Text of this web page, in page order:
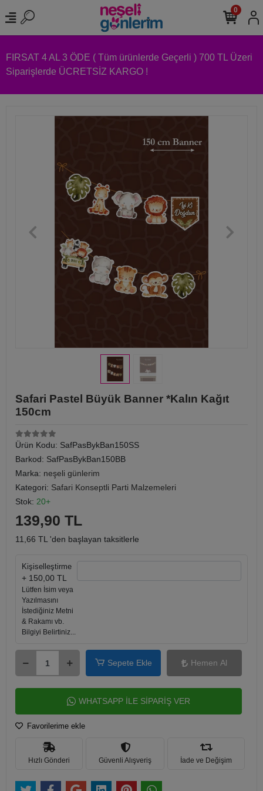
FIRSAT 4 AL 3 ÖDE ( Tüm ürünlerde Geçerli ) 700 TL Üzeri
Siparişlerde ÜCRETSİZ KARGO !
0
Safari Pastel Büyük Banner *Kalın Kağıt
150cm
Ürün Kodu: SafPasBykBan150SS
Barkod: SafPasBykBan150BB
Marka: neşeli günlerim
Kategori: Safari Konseptli Parti Malzemeleri
Stok: 20+
139,90 TL
11,66 TL 'den başlayan taksitlerle
Kişiselleştirme
+ 150,00 TL
Lütfen İsim veya
Yazılmasını
İstediğiniz Metni
& Rakamı vb.
Bilgiyi Belirtiniz...
Sepete Ekle Hemen Al
WHATSAPP İLE SİPARİŞ VER
Favorilerime ekle
Hızlı Gönderi Güvenli Alışveriş İade ve Değişim